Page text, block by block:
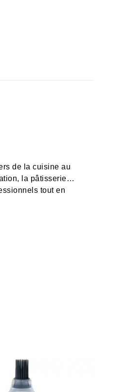
de la cuisine au
la pâtisserie…
tout en